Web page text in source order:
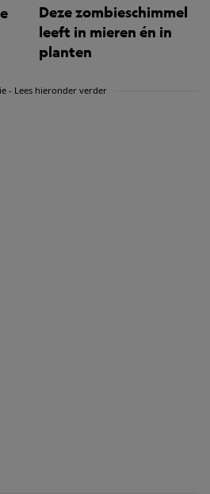
Deze zombieschimmel
leeft in mieren én in
planten
- Lees hieronder verder